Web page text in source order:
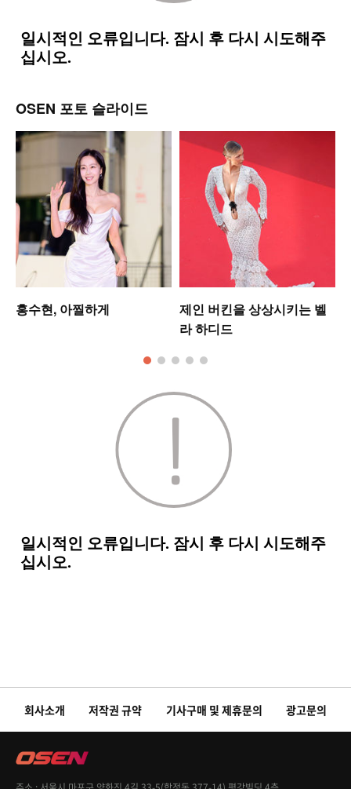
OSEN 포토 슬라이드
홍수현, 아찔하게
제인 버킨을 상상시키는 벨
라 하디드
회사소개 저작권 규약 기사구매 및 제휴문의 광고문의